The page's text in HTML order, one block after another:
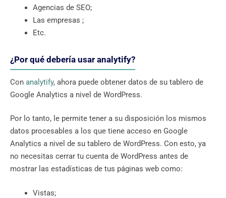
Agencias de SEO;
Las empresas ;
Etc.
¿Por qué debería usar analytify?
Con analytify, ahora puede obtener datos de su tablero de
Google Analytics a nivel de WordPress.
Por lo tanto, le permite tener a su disposición los mismos
datos procesables a los que tiene acceso en Google
Analytics a nivel de su tablero de WordPress. Con esto, ya
no necesitas cerrar tu cuenta de WordPress antes de
mostrar las estadísticas de tus páginas web como:
Vistas;